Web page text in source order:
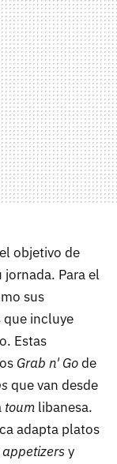
objetivo de
Para el
sus
que incluye
Estas
Grab n' Gode
que van desde
toum libanesa.
adapta platos
appetizersy